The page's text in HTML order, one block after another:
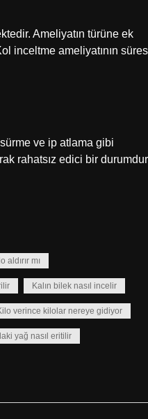
Ameliyatın türüne ek
inceltme ameliyatının
ve ip atlama gibi
rahatsız edici bir
mı
Kalın bilek nasıl incelir
verince kilolar nereye gidiyor
yağ nasıl eritilir